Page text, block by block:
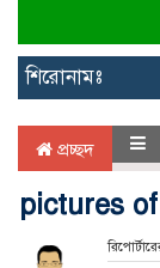
শিরোনামঃ
প্রচ্ছদ
pictures